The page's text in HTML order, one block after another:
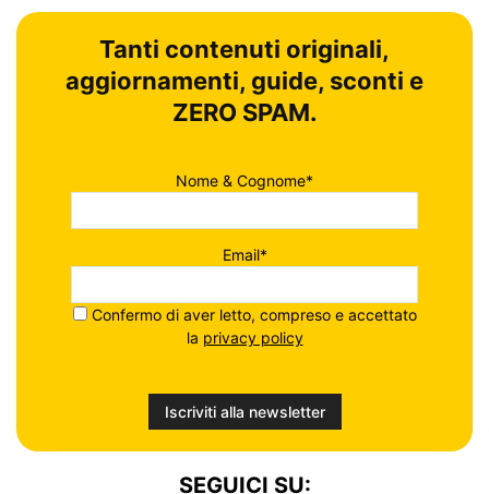
Tanti contenuti originali,
aggiornamenti, guide, sconti e
ZERO SPAM.
Nome & Cognome*
Email*
Confermo di aver letto, compreso e accettato
la privacy policy
SEGUICI SU: